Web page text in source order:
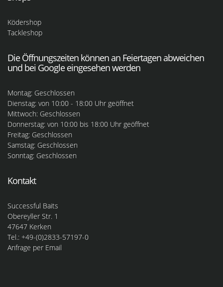
Ködershop
Tackleshop
Die Öffnungszeiten können an Feiertagen abweichen
und bei Google eingesehen werden
Montag: Geschlossen
Dienstag: von 10:00 - 18:00 Uhr geöffnet
Mittwoch: Geschlossen
Donnerstag: von 10:00 bis 18:00 Uhr geöffnet
Freitag: Geschlossen
Samstag: Geschlossen
Sonntag: Geschlossen
Kontakt
Successful Baits
Obereyller Str. 1
47647 Kerken
Tel.: +49-(0)2833-57197-0
Anfrage per Email